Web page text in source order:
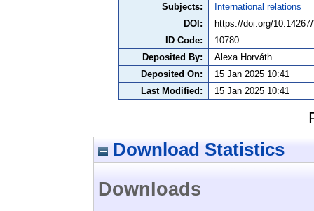
Subjects:
International relations
DOI:
https://doi.org/
ID Code:
10780
Deposited By:
Alexa Horváth
Deposited On:
15 Jan 2025 10:41
Last Modified:
15 Jan 2025 10:41
Download Statistics
Downloads